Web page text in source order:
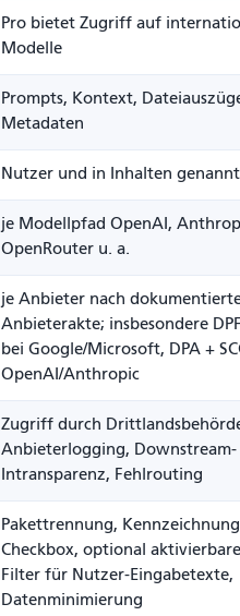
Pro bietet Zugriff auf
Modelle
Prompts, Kontext,
Metadaten
Nutzer und in Inhalten
je Modellpfad OpenAI,
OpenRouter u. a.
je Anbieter nach
Anbieterakte; insbesondere DPF
bei Google/Microsoft, DPA +
OpenAI/Anthropic
Zugriff durch
Anbieterlogging, Downstream-
Intransparenz, Fehlrouting
Pakettrennung,
Checkbox, optional
Filter für Nutzer-Eingabetexte,
Datenminimierung